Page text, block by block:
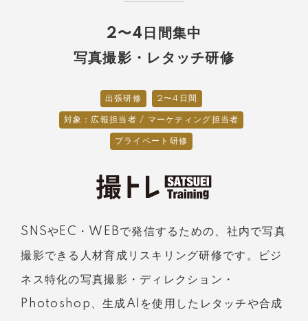
2〜4日間集中
写真撮影・レタッチ研修
出張研修 2〜4日間
対象：広報担当者 / マーケティング担当者
プライベート研修
SNSやEC・WEBで発信するための、社内で写真
撮影できる人材育成リスキリング研修です。ビジ
ネス特化の写真撮影・ディレクション・
Photoshop、生成AIを使用したレタッチや合成